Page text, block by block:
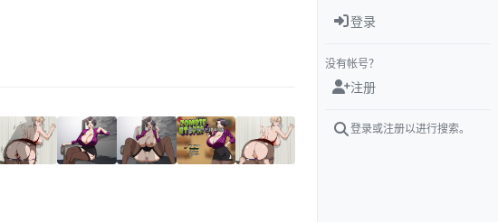
登录
没有帐号？
注册
登录或注册以进行搜索。